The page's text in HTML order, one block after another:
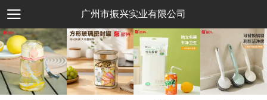
广州市振兴实业有限公司